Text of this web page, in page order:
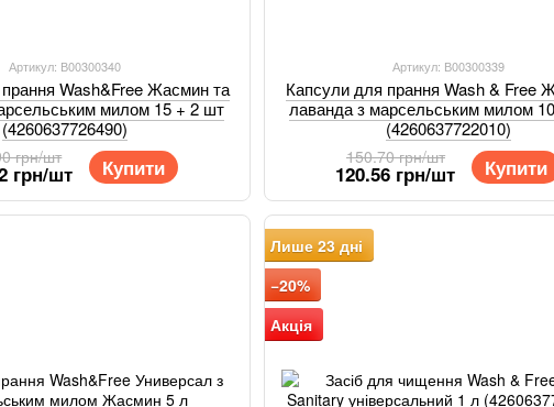
Артикул: В00300340
Wash&Free Жасмин та
милом 15 + 2 шт
(4260637726490)
грн/шт
грн/шт Купити
Артикул: В00300339
Капсули для прання Wash & Free
лаванда з марсельським милом
(4260637722010)
150.70 грн/шт
120.56 грн/шт Купити
Лише 23 дні
−20%
Акція